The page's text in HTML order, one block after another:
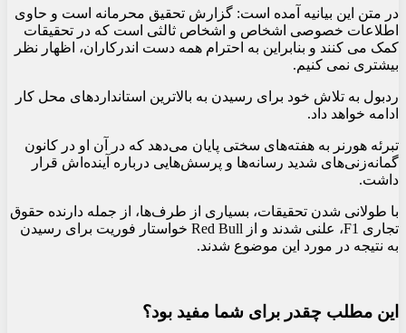
در متن این بیانیه آمده است: گزارش تحقیق محرمانه است و حاوی
اطلاعات خصوصی اشخاص و اشخاص ثالثی است که در تحقیقات
کمک می کنند و بنابراین به احترام همه دست اندرکاران، اظهار نظر
بیشتری نمی کنیم.
ردبول به تلاش خود برای رسیدن به بالاترین استانداردهای محل کار
ادامه خواهد داد.
تبرئه هورنر به هفته‌های سختی پایان می‌دهد که در آن او در کانون
گمانه‌زنی‌های شدید رسانه‌ها و پرسش‌هایی درباره آینده‌اش قرار
داشت.
با طولانی شدن تحقیقات، بسیاری از طرف‌ها، از جمله دارنده حقوق
تجاری F1، علنی شدند و از Red Bull خواستار فوریت برای رسیدن
به نتیجه در مورد این موضوع شدند.
این مطلب چقدر برای شما مفید بود؟